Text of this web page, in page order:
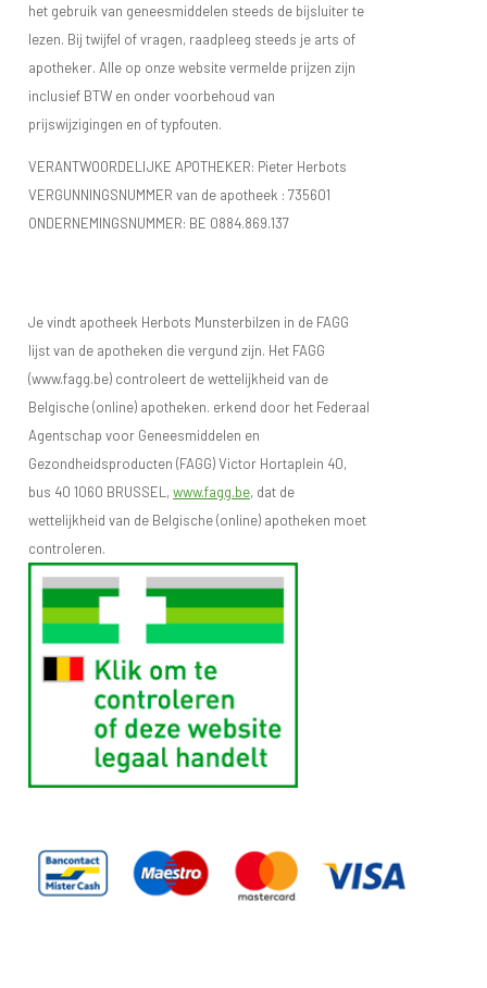
het gebruik van geneesmiddelen steeds de bijsluiter te
lezen. Bij twijfel of vragen, raadpleeg steeds je arts of
apotheker. Alle op onze website vermelde prijzen zijn
inclusief BTW en onder voorbehoud van
prijswijzigingen en of typfouten.
VERANTWOORDELIJKE APOTHEKER: Pieter Herbots
VERGUNNINGSNUMMER van de apotheek : 735601
ONDERNEMINGSNUMMER: BE 0884.869.137
Je vindt apotheek Herbots Munsterbilzen in de FAGG
lijst van de apotheken die vergund zijn. Het FAGG
(www.fagg.be) controleert de wettelijkheid van de
Belgische (online) apotheken. erkend door het Federaal
Agentschap voor Geneesmiddelen en
Gezondheidsproducten (FAGG) Victor Hortaplein 40,
bus 40 1060 BRUSSEL,www.fagg.be, dat de
wettelijkheid van de Belgische (online) apotheken moet
controleren.